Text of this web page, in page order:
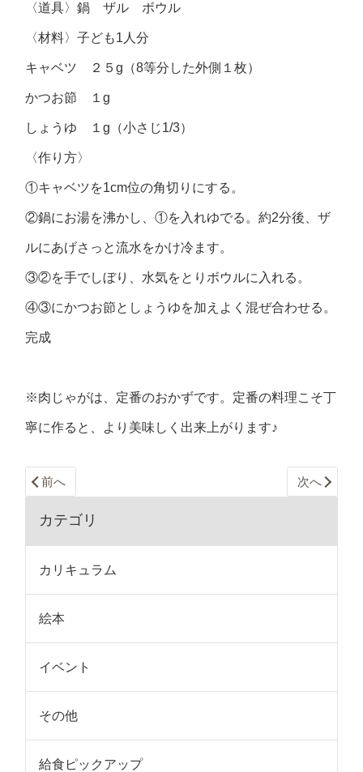
〈道具〉鍋 ザル ボウル
〈材料〉子ども1人分
キャベツ ２５g（8等分した外側１枚）
かつお節 １g
しょうゆ １g（小さじ1/3）
〈作り方〉
①キャベツを1cm位の角切りにする。
②鍋にお湯を沸かし、①を入れゆでる。約2分後、ザ
ルにあげさっと流水をかけ冷ます。
③②を手でしぼり、水気をとりボウルに入れる。
④③にかつお節としょうゆを加えよく混ぜ合わせる。
完成
※肉じゃがは、定番のおかずです。定番の料理こそ丁
寧に作ると、より美味しく出来上がります♪
前へ 次へ
カテゴリ
カリキュラム
絵本
イベント
その他
給食ピックアップ